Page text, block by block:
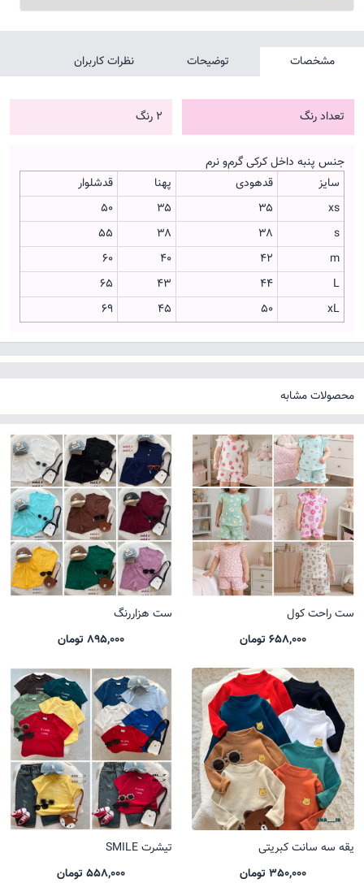
مشخصات توضیحات نظرات کاربران
تعداد رنگ 2 رنگ
جنس پنبه داخل کرکی گرم‌و نرم
سایز
قدهودی پهنا
قدشلوار
xs
۳۵ ۳۵
۵۰
s
۳۸ ۳۸
۵۵
m
‌۴۲ ۴۰
۶۰
L
۴۴ ۴۳
۶۵
xL
۵۰ ۴۵ ۶۹
محصولات مشابه
ست راحت کول
658,000 تومان
ست هزاررنگ
895,000 تومان
یقه سه سانت کبریتی
350,000 تومان
تیشرت SMILE
558,000 تومان